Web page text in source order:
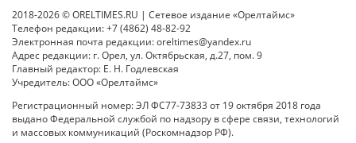
2018-2026 © ORELTIMES.RU | Сетевое издание «Орелтаймс»
Телефон редакции: +7 (4862) 48-82-92
Электронная почта редакции: oreltimes@yandex.ru
Адрес редакции: г. Орел, ул. Октябрьская, д.27, пом. 9
Главный редактор: Е. Н. Годлевская
Учредитель: ООО «Орелтаймс»
Регистрационный номер: ЭЛ ФС77-73833 от 19 октября 2018 года
выдано Федеральной службой по надзору в сфере связи, технологий
и массовых коммуникаций (Роскомнадзор РФ).